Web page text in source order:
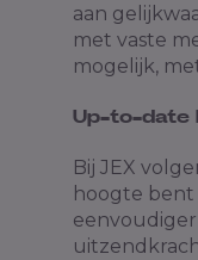
aan
met vaste
mogelijk,
Up-to-date
Bij JEX
hoogte bent